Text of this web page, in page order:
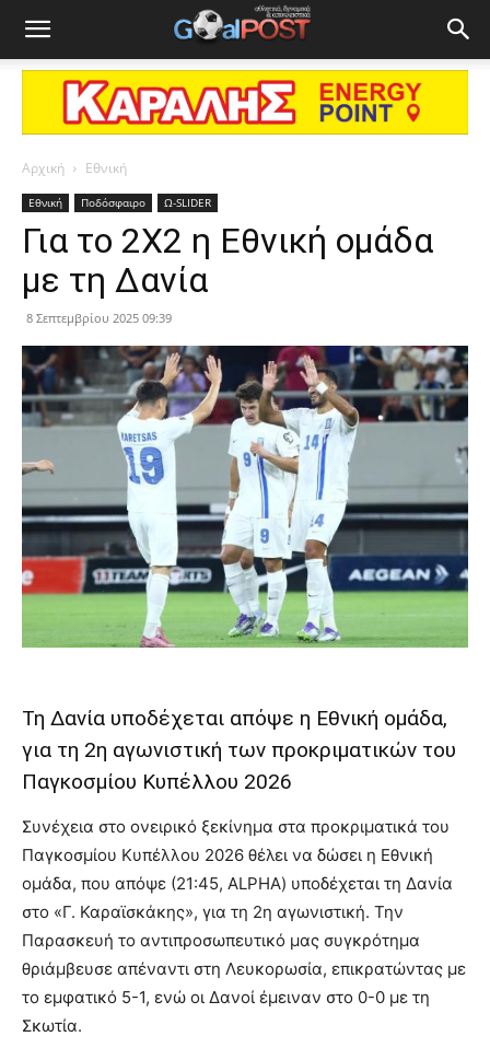
Αρχική Εθνική
Εθνική Ποδόσφαιρο Ω-SLIDER
Για το 2Χ2 η Εθνική ομάδα
με τη Δανία
8 Σεπτεμβρίου 2025 09:39
Τη Δανία υποδέχεται απόψε η Εθνική ομάδα,
για τη 2η αγωνιστική των προκριματικών του
Παγκοσμίου Κυπέλλου 2026
Συνέχεια στο ονειρικό ξεκίνημα στα προκριματικά του
Παγκοσμίου Κυπέλλου 2026 θέλει να δώσει η Εθνική
ομάδα, που απόψε (21:45, ALPHA) υποδέχεται τη Δανία
στο «Γ. Καραϊσκάκης», για τη 2η αγωνιστική. Την
Παρασκευή το αντιπροσωπευτικό μας συγκρότημα
θριάμβευσε απέναντι στη Λευκορωσία, επικρατώντας με
το εμφατικό 5-1, ενώ οι Δανοί έμειναν στο 0-0 με τη
Σκωτία.